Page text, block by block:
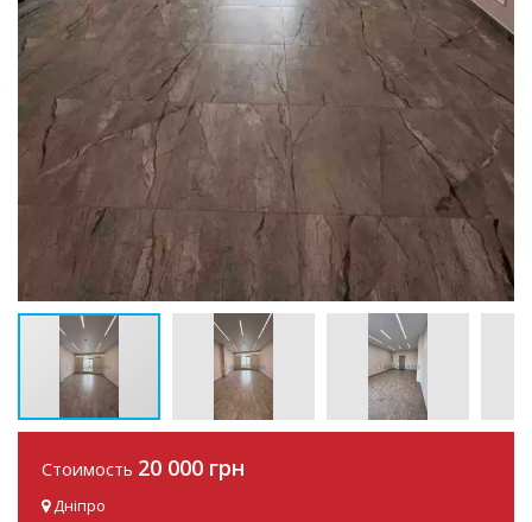
Стоимость 20 000 грн
Дніпро